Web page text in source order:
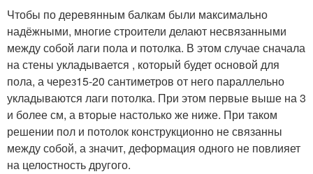
Чтобы по деревянным балкам были максимально
надёжными, многие строители делают несвязанными
между собой лаги пола и потолка. В этом случае сначала
на стены укладывается , который будет основой для
пола, а через15-20 сантиметров от него параллельно
укладываются лаги потолка. При этом первые выше на 3
и более см, а вторые настолько же ниже. При таком
решении пол и потолок конструкционно не связанны
между собой, а значит, деформация одного не повлияет
на целостность другого.